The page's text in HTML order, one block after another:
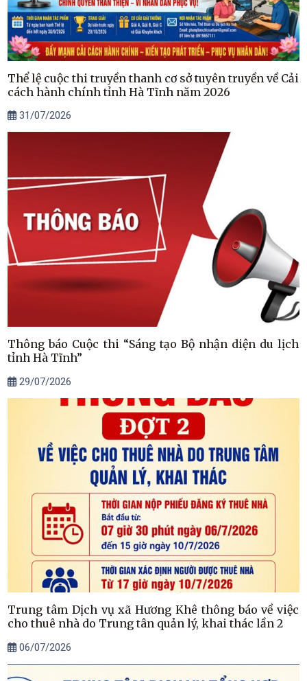
Thể lệ cuộc thi truyền thanh cơ sở tuyên truyền về Cải
cách hành chính tỉnh Hà Tĩnh năm 2026
31/07/2026
Thông báo Cuộc thi “Sáng tạo Bộ nhận diện du lịch
tỉnh Hà Tĩnh”
29/07/2026
Trung tâm Dịch vụ xã Hương Khê thông báo về việc
cho thuê nhà do Trung tân quản lý, khai thác lần 2
06/07/2026